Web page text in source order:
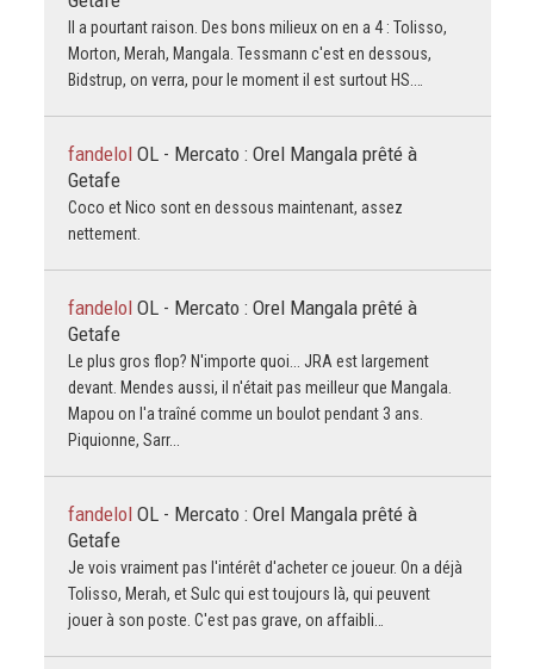
Il a pourtant raison. Des bons milieux on en a 4 : Tolisso,
Morton, Merah, Mangala. Tessmann c'est en dessous,
Bidstrup, on verra, pour le moment il est surtout HS.…
fandelol OL - Mercato : Orel Mangala prêté à
Getafe
Coco et Nico sont en dessous maintenant, assez
nettement.
fandelol OL - Mercato : Orel Mangala prêté à
Getafe
Le plus gros flop? N'importe quoi... JRA est largement
devant. Mendes aussi, il n'était pas meilleur que Mangala.
Mapou on l'a traîné comme un boulot pendant 3 ans.
Piquionne, Sarr...
fandelol OL - Mercato : Orel Mangala prêté à
Getafe
Je vois vraiment pas l'intérêt d'acheter ce joueur. On a déjà
Tolisso, Merah, et Sulc qui est toujours là, qui peuvent
jouer à son poste. C'est pas grave, on affaibli…